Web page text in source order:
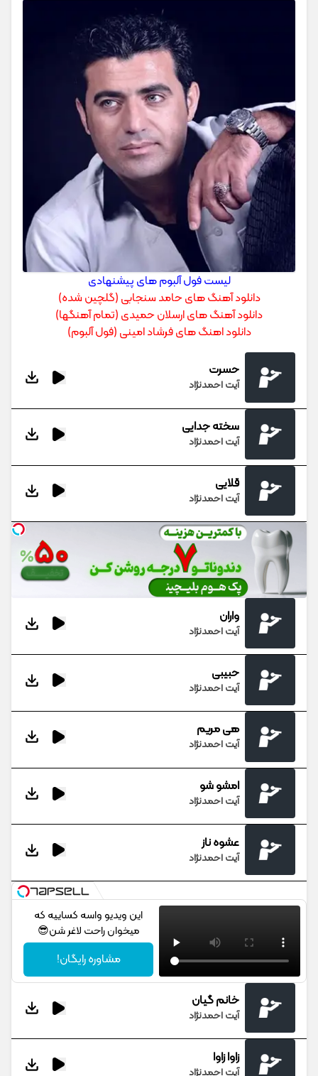
لیست فول آلبوم های پیشنهادی
دانلود آهنگ های حامد سنجابی (گلچین شده)
دانلود آهنگ های ارسلان حمیدی (تمام آهنگها)
دانلود اهنگ های فرشاد امینی (فول آلبوم)
حسرت
آیت احمدنژاد
سخته جدایی
آیت احمدنژاد
قلایی
آیت احمدنژاد
واران
آیت احمدنژاد
حبیبی
آیت احمدنژاد
هی مریم
آیت احمدنژاد
امشو شو
آیت احمدنژاد
عشوه ناز
آیت احمدنژاد
این ویدیو واسه کساییه که
میخوان راحت لاغر شن😎
مشاوره رایگان!
خانم گیان
آیت احمدنژاد
زاوا زاوا
آیت احمدنژاد